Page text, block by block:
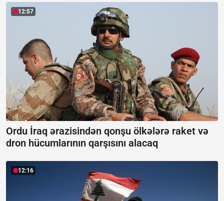
12:57
Ordu İraq ərazisindən qonşu ölkələrə raket və
dron hücumlarının qarşısını alacaq
12:16